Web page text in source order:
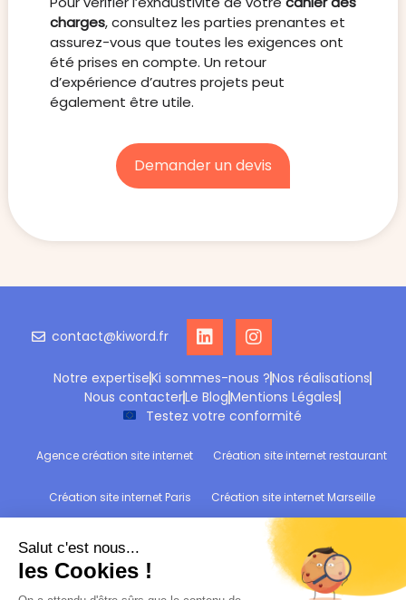
charges, consultez les parties prenantes et
assurez-vous que toutes les exigences ont
été prises en compte. Un retour
d’expérience d’autres projets peut
également être utile.
Demander un devis
contact@kiword.fr
Notre expertiseKi sommes-nous ?Nos réalisations
Nous contacterLe BlogMentions Légales
Testez votre conformité
Agence création site internet Création site internet restaurant
Création site internet Paris Création site internet Marseille
Création site internet Reims Création site internet Wittelsheim